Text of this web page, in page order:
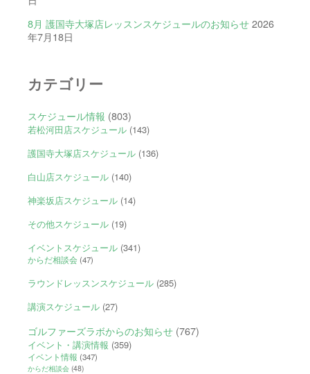
8月 護国寺大塚店レッスンスケジュールのお知らせ 2026
年7月18日
カテゴリー
スケジュール情報 (803)
若松河田店スケジュール(143)
護国寺大塚店スケジュール(136)
白山店スケジュール(140)
神楽坂店スケジュール(14)
その他スケジュール(19)
イベントスケジュール(341)
からだ相談会(47)
ラウンドレッスンスケジュール(285)
講演スケジュール(27)
ゴルファーズラボからのお知らせ(767)
イベント・講演情報 (359)
イベント情報 (347)
からだ相談会(48)